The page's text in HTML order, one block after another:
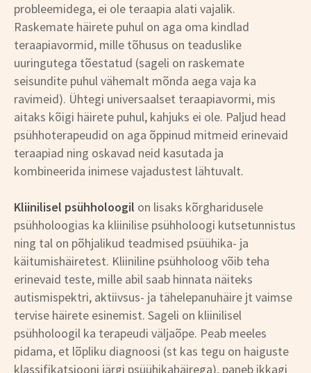
probleemidega, ei ole teraapia alati vajalik.
Raskemate häirete puhul on aga oma kindlad
teraapiavormid, mille tõhusus on teaduslike
uuringutega tõestatud (sageli on raskemate
seisundite puhul vähemalt mõnda aega vaja ka
ravimeid). Ühtegi universaalset teraapiavormi, mis
aitaks kõigi häirete puhul, kahjuks ei ole. Paljud head
psühhoterapeudid on aga õppinud mitmeid erinevaid
teraapiad ning oskavad neid kasutada ja
kombineerida inimese vajadustest lähtuvalt.
Kliinilisel psühholoogil on lisaks kõrgharidusele
psühholoogias ka kliinilise psühholoogi kutsetunnistus
ning tal on põhjalikud teadmised psüühika- ja
käitumishäiretest. Kliiniline psühholoog võib teha
erinevaid teste, mille abil saab hinnata näiteks
autismispektri, aktiivsus- ja tähelepanuhäire jt vaimse
tervise häirete esinemist. Sageli on kliinilisel
psühholoogil ka terapeudi väljaõpe. Peab meeles
pidama, et lõpliku diagnoosi (st kas tegu on haiguste
klassifikatsiooni järgi psüühikahäirega), paneb ikkagi